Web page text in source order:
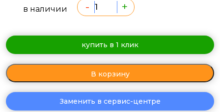
в наличии - +
купить в 1 клик
В корзину
Заменить в сервис-центре